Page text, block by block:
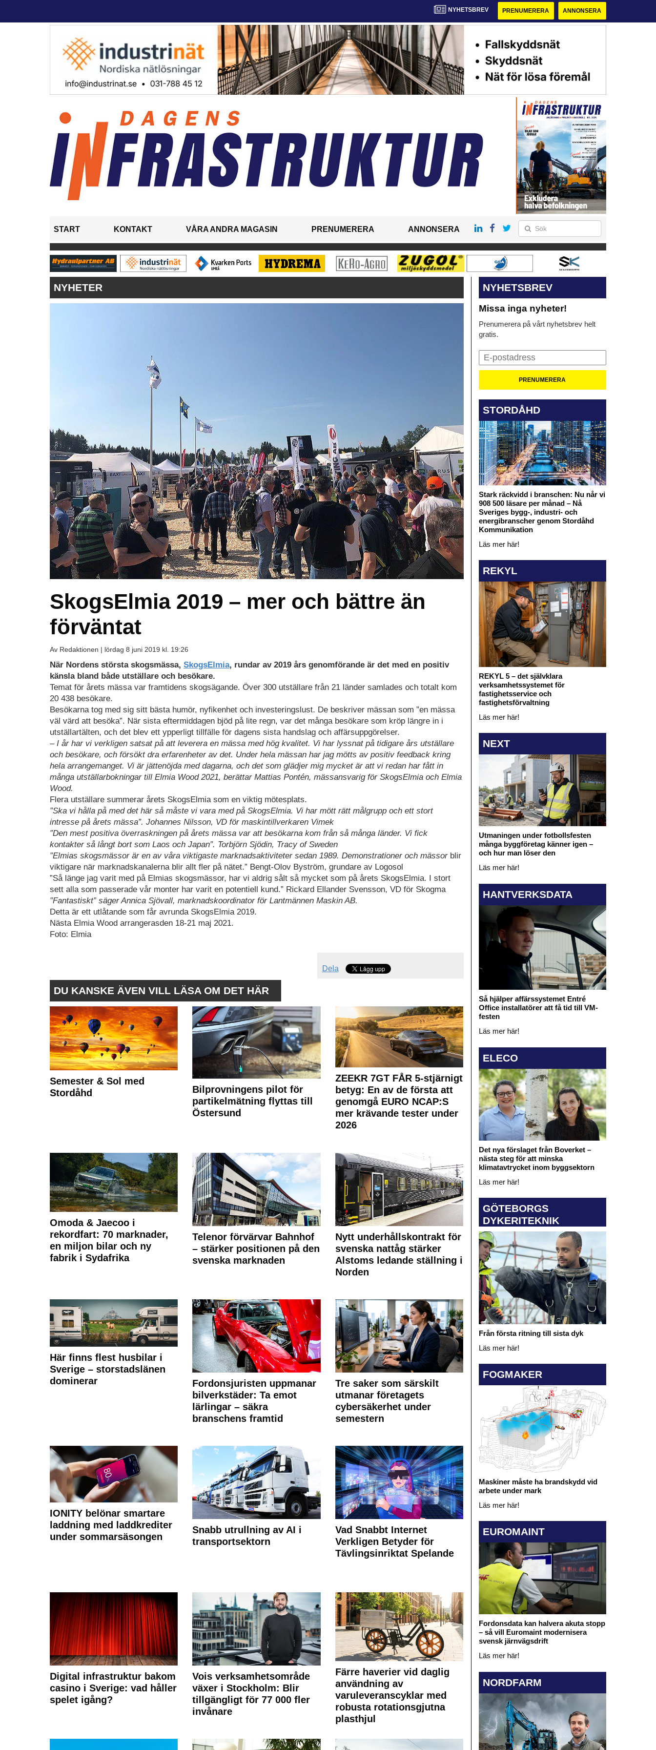
NYHETSBREV PRENUMERERA ANNONSERA
START KONTAKT VÅRA ANDRA MAGASIN PRENUMERERA ANNONSERA
NYHETER
SkogsElmia 2019 – mer och bättre än
förväntat
Av Redaktionen | lördag 8 juni 2019 kl. 19:26
När Nordens största skogsmässa, SkogsElmia, rundar av 2019 års genomförande är det med en positiv
känsla bland både utställare och besökare.
Temat för årets mässa var framtidens skogsägande. Över 300 utställare från 21 länder samlades och totalt kom
20 438 besökare.
Besökarna tog med sig sitt bästa humör, nyfikenhet och investeringslust. De beskriver mässan som ”en mässa
väl värd att besöka”. När sista eftermiddagen bjöd på lite regn, var det många besökare som kröp längre in i
utställartälten, och det blev ett ypperligt tillfälle för dagens sista handslag och affärsuppgörelser.
– I år har vi verkligen satsat på att leverera en mässa med hög kvalitet. Vi har lyssnat på tidigare års utställare
och besökare, och försökt dra erfarenheter av det. Under hela mässan har jag mötts av positiv feedback kring
hela arrangemanget. Vi är jättenöjda med dagarna, och det som glädjer mig mycket är att vi redan har fått in
många utställarbokningar till Elmia Wood 2021, berättar Mattias Pontén, mässansvarig för SkogsElmia och Elmia
Wood.
Flera utställare summerar årets SkogsElmia som en viktig mötesplats.
”Ska vi hålla på med det här så måste vi vara med på SkogsElmia. Vi har mött rätt målgrupp och ett stort
intresse på årets mässa”. Johannes Nilsson, VD för maskintillverkaren Vimek
”Den mest positiva överraskningen på årets mässa var att besökarna kom från så många länder. Vi fick
kontakter så långt bort som Laos och Japan”. Torbjörn Sjödin, Tracy of Sweden
”Elmias skogsmässor är en av våra viktigaste marknadsaktiviteter sedan 1989. Demonstrationer och mässor blir
viktigare när marknadskanalerna blir allt fler på nätet.” Bengt-Olov Byström, grundare av Logosol
”Så länge jag varit med på Elmias skogsmässor, har vi aldrig sålt så mycket som på årets SkogsElmia. I stort
sett alla som passerade vår monter har varit en potentiell kund.” Rickard Ellander Svensson, VD för Skogma
”Fantastiskt” säger Annica Sjövall, marknadskoordinator för Lantmännen Maskin AB.
Detta är ett utlåtande som får avrunda SkogsElmia 2019.
Nästa Elmia Wood arrangerasden 18-21 maj 2021.
Foto: Elmia
Dela
DU KANSKE ÄVEN VILL LÄSA OM DET HÄR
Semester & Sol med
Stordåhd
Bilprovningens pilot för
partikelmätning flyttas till
Östersund
ZEEKR 7GT FÅR 5-stjärnigt
betyg: En av de första att
genomgå EURO NCAP:S
mer krävande tester under
2026
Omoda & Jaecoo i
rekordfart: 70 marknader,
en miljon bilar och ny
fabrik i Sydafrika
Telenor förvärvar Bahnhof
– stärker positionen på den
svenska marknaden
Nytt underhållskontrakt för
svenska nattåg stärker
Alstoms ledande ställning i
Norden
Här finns flest husbilar i
Sverige – storstadslänen
dominerar
Fordonsjuristen uppmanar
bilverkstäder: Ta emot
lärlingar – säkra
branschens framtid
Tre saker som särskilt
utmanar företagets
cybersäkerhet under
semestern
IONITY belönar smartare
laddning med laddkrediter
under sommarsäsongen
Snabb utrullning av AI i
transportsektorn
Vad Snabbt Internet
Verkligen Betyder för
Tävlingsinriktat Spelande
Digital infrastruktur bakom
casino i Sverige: vad håller
spelet igång?
Vois verksamhetsområde
växer i Stockholm: Blir
tillgängligt för 77 000 fler
invånare
Färre haverier vid daglig
användning av
varuleveranscyklar med
robusta rotationsgjutna
plasthjul
NYHETSBREV
Missa inga nyheter!
Prenumerera på vårt nyhetsbrev helt
gratis.
STORDÅHD
Stark räckvidd i branschen: Nu når vi
908 500 läsare per månad – Nå
Sveriges bygg-, industri- och
energibranscher genom Stordåhd
Kommunikation
Läs mer här!
REKYL
REKYL 5 – det självklara
verksamhetssystemet för
fastighetsservice och
fastighetsförvaltning
Läs mer här!
NEXT
Utmaningen under fotbollsfesten
många byggföretag känner igen –
och hur man löser den
Läs mer här!
HANTVERKSDATA
Så hjälper affärssystemet Entré
Office installatörer att få tid till VM-
festen
Läs mer här!
ELECO
Det nya förslaget från Boverket –
nästa steg för att minska
klimatavtrycket inom byggsektorn
Läs mer här!
GÖTEBORGS
DYKERITEKNIK
Från första ritning till sista dyk
Läs mer här!
FOGMAKER
Maskiner måste ha brandskydd vid
arbete under mark
Läs mer här!
EUROMAINT
Fordonsdata kan halvera akuta stopp
– så vill Euromaint modernisera
svensk järnvägsdrift
Läs mer här!
NORDFARM